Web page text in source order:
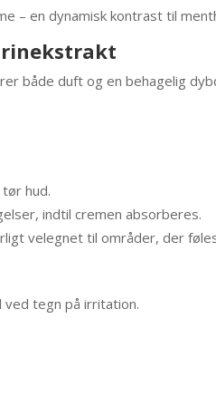
– en dynamisk kontrast til
både duft og en behagelig
hud.
indtil cremen absorberes.
velegnet til områder, der
ved tegn på irritation.